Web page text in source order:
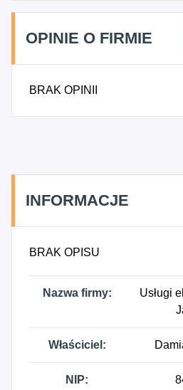
OPINIE O FIRMIE
BRAK OPINII
INFORMACJE
BRAK OPISU
Nazwa firmy:
Usługi
Właściciel:
NIP: